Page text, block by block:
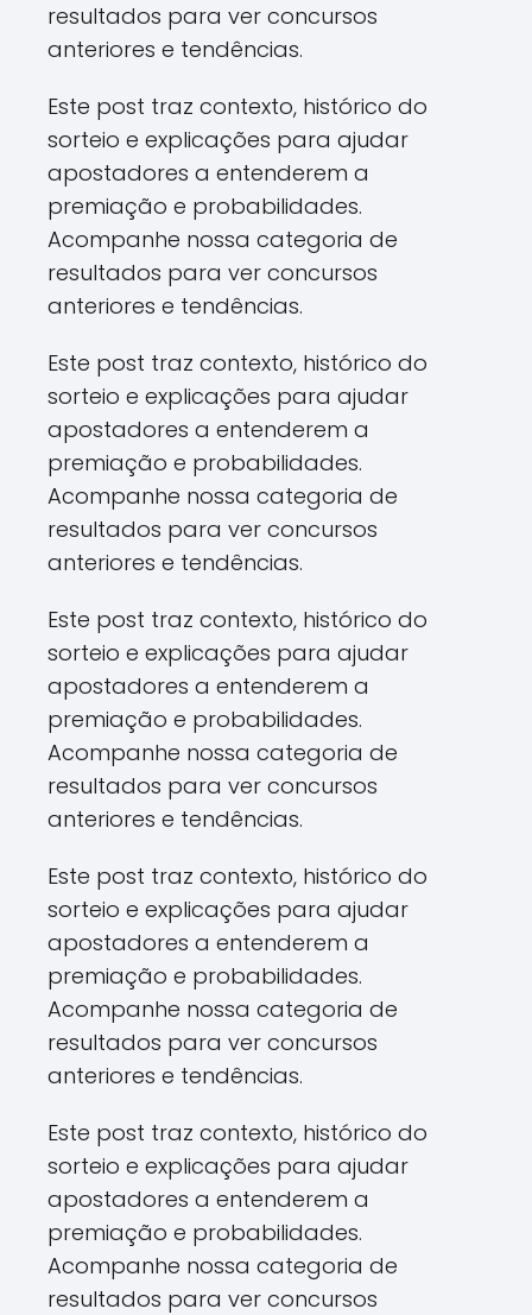
resultados para ver concursos
anteriores e tendências.
Este post traz contexto, histórico do
sorteio e explicações para ajudar
apostadores a entenderem a
premiação e probabilidades.
Acompanhe nossa categoria de
resultados para ver concursos
anteriores e tendências.
Este post traz contexto, histórico do
sorteio e explicações para ajudar
apostadores a entenderem a
premiação e probabilidades.
Acompanhe nossa categoria de
resultados para ver concursos
anteriores e tendências.
Este post traz contexto, histórico do
sorteio e explicações para ajudar
apostadores a entenderem a
premiação e probabilidades.
Acompanhe nossa categoria de
resultados para ver concursos
anteriores e tendências.
Este post traz contexto, histórico do
sorteio e explicações para ajudar
apostadores a entenderem a
premiação e probabilidades.
Acompanhe nossa categoria de
resultados para ver concursos
anteriores e tendências.
Este post traz contexto, histórico do
sorteio e explicações para ajudar
apostadores a entenderem a
premiação e probabilidades.
Acompanhe nossa categoria de
resultados para ver concursos